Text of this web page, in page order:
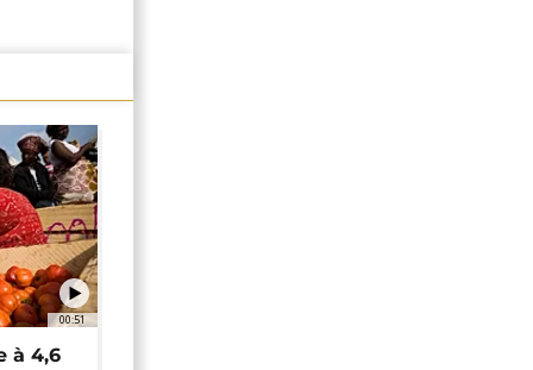
00:51
à 4,6